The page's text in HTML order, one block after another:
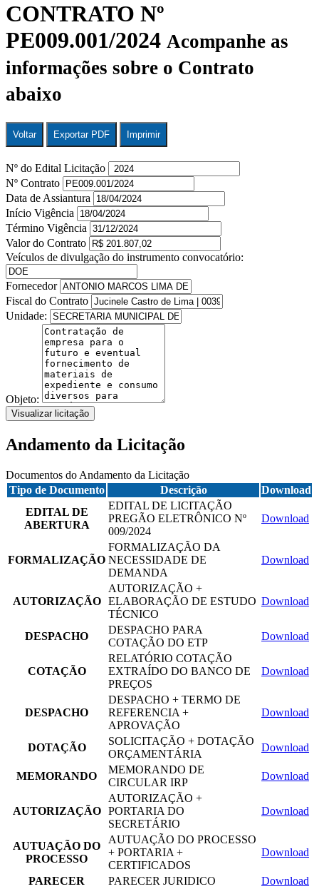
CONTRATO Nº
PE009.001/2024 Acompanhe as
informações sobre o Contrato
abaixo
Voltar Exportar PDF Imprimir
Nº do Edital Licitação
Nº Contrato
Data de Assiantura
Início Vigência
Término Vigência
Valor do Contrato
Veículos de divulgação do instrumento convocatório:
Fornecedor
Fiscal do Contrato
Unidade:
Objeto:
Visualizar licitação
Andamento da Licitação
Documentos do Andamento da Licitação
Tipo de Documento
Descrição
Download
EDITAL DE
ABERTURA
EDITAL DE LICITAÇÃO
PREGÃO ELETRÔNICO Nº
009/2024
Download
FORMALIZAÇÃO
FORMALIZAÇÃO DA
NECESSIDADE DE
DEMANDA
Download
AUTORIZAÇÃO
AUTORIZAÇÃO +
ELABORAÇÃO DE ESTUDO
TÉCNICO
Download
DESPACHO
DESPACHO PARA
COTAÇÃO DO ETP
Download
COTAÇÃO
RELATÓRIO COTAÇÃO
EXTRAÍDO DO BANCO DE
PREÇOS
Download
DESPACHO
DESPACHO + TERMO DE
REFERENCIA +
APROVAÇÃO
Download
DOTAÇÃO
SOLICITAÇÃO + DOTAÇÃO
ORÇAMENTÁRIA
Download
MEMORANDO
MEMORANDO DE
CIRCULAR IRP
Download
AUTORIZAÇÃO
AUTORIZAÇÃO +
PORTARIA DO
SECRETÁRIO
Download
AUTUAÇÃO DO
PROCESSO
AUTUAÇÃO DO PROCESSO
+ PORTARIA +
CERTIFICADOS
Download
PARECER PARECER JURIDICO Download